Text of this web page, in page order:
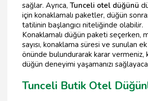
sağlar. Ayrıca, Tunceli otel düğünü
için konaklamalı paketler, düğün
tatilinin başlangıcı niteliğinde olabilir.
Konaklamalı düğün paketi seçerken,
sayısı, konaklama süresi ve sunulan
önünde bulundurarak karar vermeniz,
düğün deneyimi yaşamanızı
Tunceli Butik Otel